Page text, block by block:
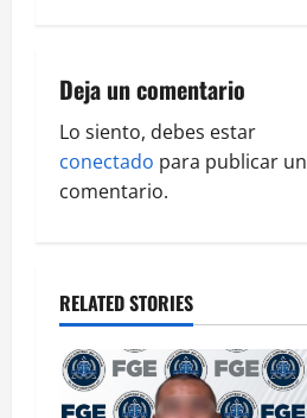
g
a
t
o
n
Deja un comentario
Lo siento, debes estar
conectado para publicar un
comentario.
RELATED STORIES